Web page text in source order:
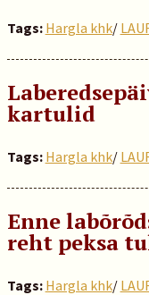
Tags: Hargla khk/
kartulid
Tags: Hargla khk/
Enne
reht peksa
Tags: Hargla khk/